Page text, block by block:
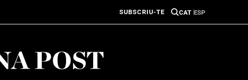
SUBSCRIU-TE CAT ESP